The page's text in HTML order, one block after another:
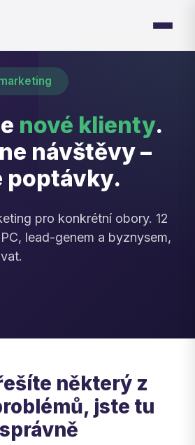
nové klienty.
návštěvy –
poptávky.
pro konkrétní obory. 12
lead-genem a byznysem,
některý z
jste tu
správně